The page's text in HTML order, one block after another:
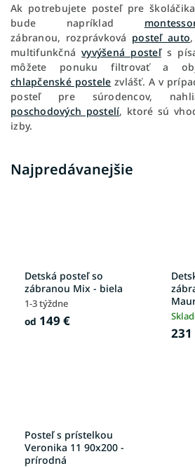
Ak potrebujete posteľ pre
bude napríklad
zábranou, rozprávková posteľ auto,
multifunkčnávyvýšená posteľs
môžete ponuku filtrovať a
chlapčenské postele zvlášť. A v
posteľ pre súrodencov,
poschodových postelí, ktoré sú
izby.
Najpredávanejšie
Detská posteľ so
zábranou Mix - biela
1-3 týždne
od 149 €
231
Posteľ s prístelkou
Veronika 11 90x200 -
prírodná